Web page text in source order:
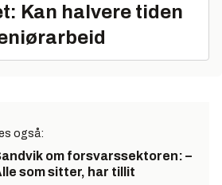
Kan halvere tiden
også:
om forsvarssektoren: –
som sitter, har tillit